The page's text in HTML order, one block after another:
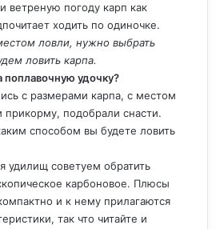
ветреную погоду карп как
ходить по одиночке.
ловли, нужно выбрать
ловить карпа.
поплавочную удочку?
с размерами карпа, с местом
прикорму, подобрали снасти.
способом вы будете ловить
удилищ советуем обратить
карбоновое. Плюсы
и к нему прилагаются
так что читайте и